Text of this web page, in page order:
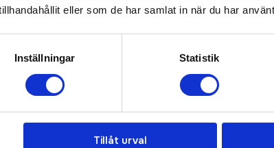
eller som de har samlat in när du har
Inställningar Statistik
Tillåt urval
Bra pris